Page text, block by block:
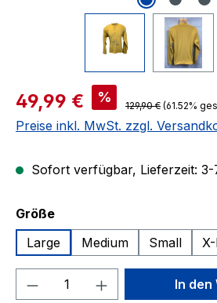
Verkaufspreis:
49,99 € % Regulärer Preis:
129,90 € (61.52%
Preise inkl. MwSt. zzgl.
Sofort verfügbar, Lieferzeit: 3-
Größeauswählen
Large
Medium Small
Produkt Anzahl: GibIn den